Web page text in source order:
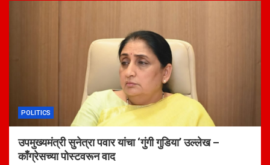
POLITICS
उपमुख्यमंत्री सुनेत्रा पवार यांचा ‘गुंगी गुडिया’ उल्लेख –
काँग्रेसच्या पोस्टवरून वाद